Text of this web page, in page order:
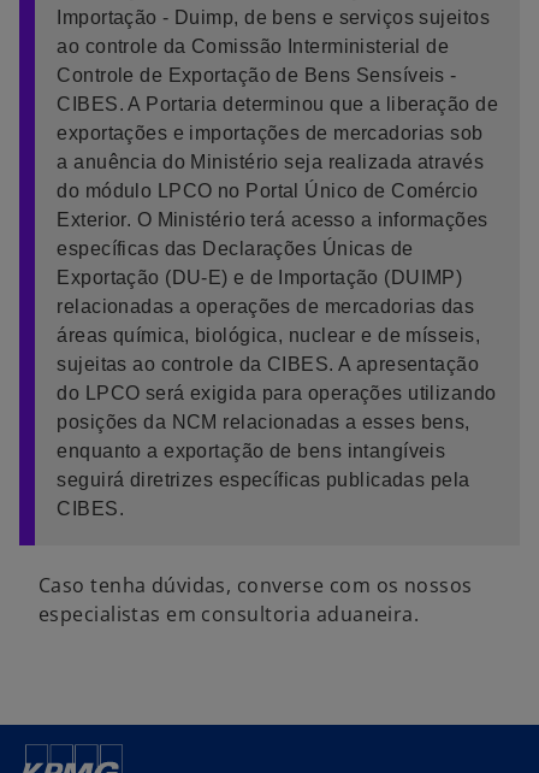
Importação - Duimp, de bens e serviços sujeitos
ao controle da Comissão Interministerial de
Controle de Exportação de Bens Sensíveis -
CIBES. A Portaria determinou que a liberação de
exportações e importações de mercadorias sob
a anuência do Ministério seja realizada através
do módulo LPCO no Portal Único de Comércio
Exterior. O Ministério terá acesso a informações
específicas das Declarações Únicas de
Exportação (DU-E) e de Importação (DUIMP)
relacionadas a operações de mercadorias das
áreas química, biológica, nuclear e de mísseis,
sujeitas ao controle da CIBES. A apresentação
do LPCO será exigida para operações utilizando
posições da NCM relacionadas a esses bens,
enquanto a exportação de bens intangíveis
seguirá diretrizes específicas publicadas pela
CIBES.
Caso tenha dúvidas, converse com os nossos
especialistas em consultoria aduaneira.